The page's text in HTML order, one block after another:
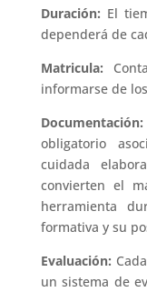
Duración: El
dependerá de
Matricula:
informarse de
obligatorio
cuidada
convierten el
herramienta
formativa y su
Evaluación:
un sistema de